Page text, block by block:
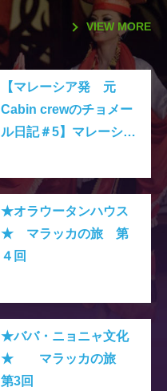
VIEW MORE
【マレーシア発 元
Cabin crewのチョメー
ル日記＃5】マレーシア
ーティで賑やかに！？
★オラウータンハウス
★ マラッカの旅 第
４回
★ババ・ニョニャ文化
★ マラッカの旅
第3回